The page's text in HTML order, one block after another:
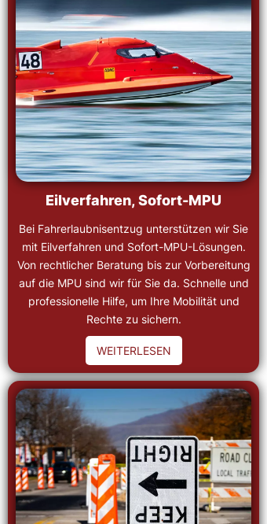
Eilverfahren, Sofort-MPU
Bei Fahrerlaubnisentzug unterstützen wir Sie
mit Eilverfahren und Sofort-MPU-Lösungen.
Von rechtlicher Beratung bis zur Vorbereitung
auf die MPU sind wir für Sie da. Schnelle und
professionelle Hilfe, um Ihre Mobilität und
Rechte zu sichern.
WEITERLESEN